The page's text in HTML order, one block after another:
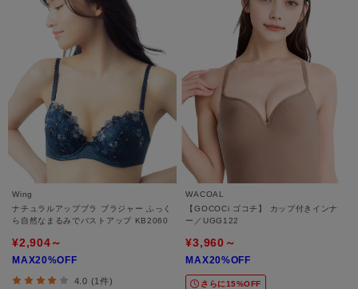
Wing
ナチュラルアップブラ ブラジャー ふっく
ら自然なまるみでバストアップ KB2060
¥2,904～
MAX20%OFF
4.0 (1件)
WACOAL
【GOCOCi ゴコチ】 カップ付きインナ
ー／UGG122
¥3,960～
MAX20%OFF
さらに15%OFF